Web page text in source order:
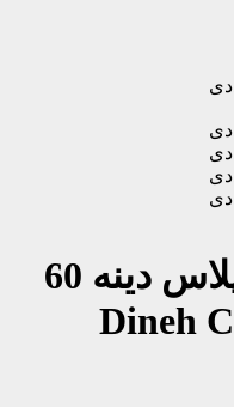
قرص سینامودین پلاس دینه 60
Dineh